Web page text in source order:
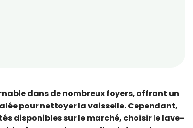
dans de nombreux foyers, offrant un
pour nettoyer la vaisselle. Cependant,
disponibles sur le marché, choisir le lave-